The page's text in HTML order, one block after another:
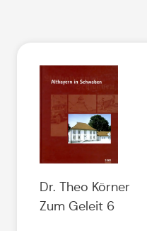
Dr. Theo Körner
Zum Geleit 6